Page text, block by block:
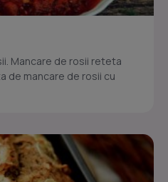
Mancare de rosii reteta
de mancare de rosii cu